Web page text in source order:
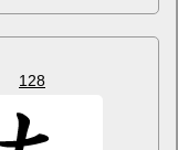
128